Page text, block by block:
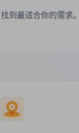
到最适合你的需求。